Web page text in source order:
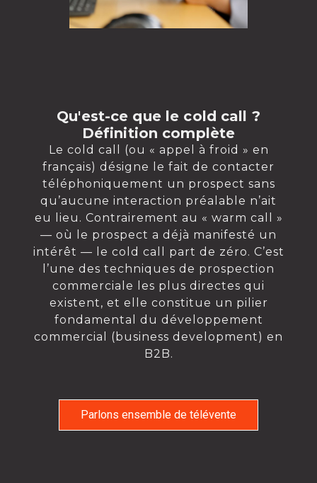
Qu'est-ce que le cold call ?
Définition complète
Le cold call (ou « appel à froid » en
français) désigne le fait de contacter
téléphoniquement un prospect sans
qu’aucune interaction préalable n’ait
eu lieu. Contrairement au « warm call »
— où le prospect a déjà manifesté un
intérêt — le cold call part de zéro. C’est
l’une des techniques de prospection
commerciale les plus directes qui
existent, et elle constitue un pilier
fondamental du développement
commercial (business development) en
B2B.
Parlons ensemble de télévente